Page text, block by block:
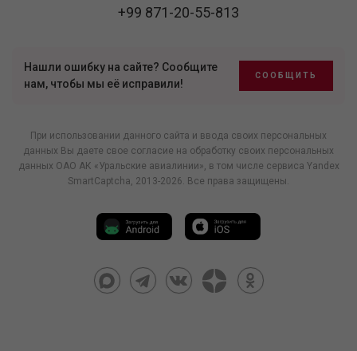
+99 871-20-55-813
Нашли ошибку на сайте? Сообщите
нам, чтобы мы её исправили!
СООБЩИТЬ
При использовании данного сайта и ввода своих персональных
данных Вы даете свое согласие на обработку своих персональных
данных ОАО АК «Уральские авиалинии», в том числе сервиса Yandex
SmartCaptcha, 2013-2026. Все права защищены.